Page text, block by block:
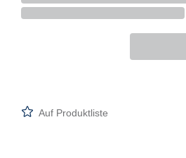
Auf Produktliste